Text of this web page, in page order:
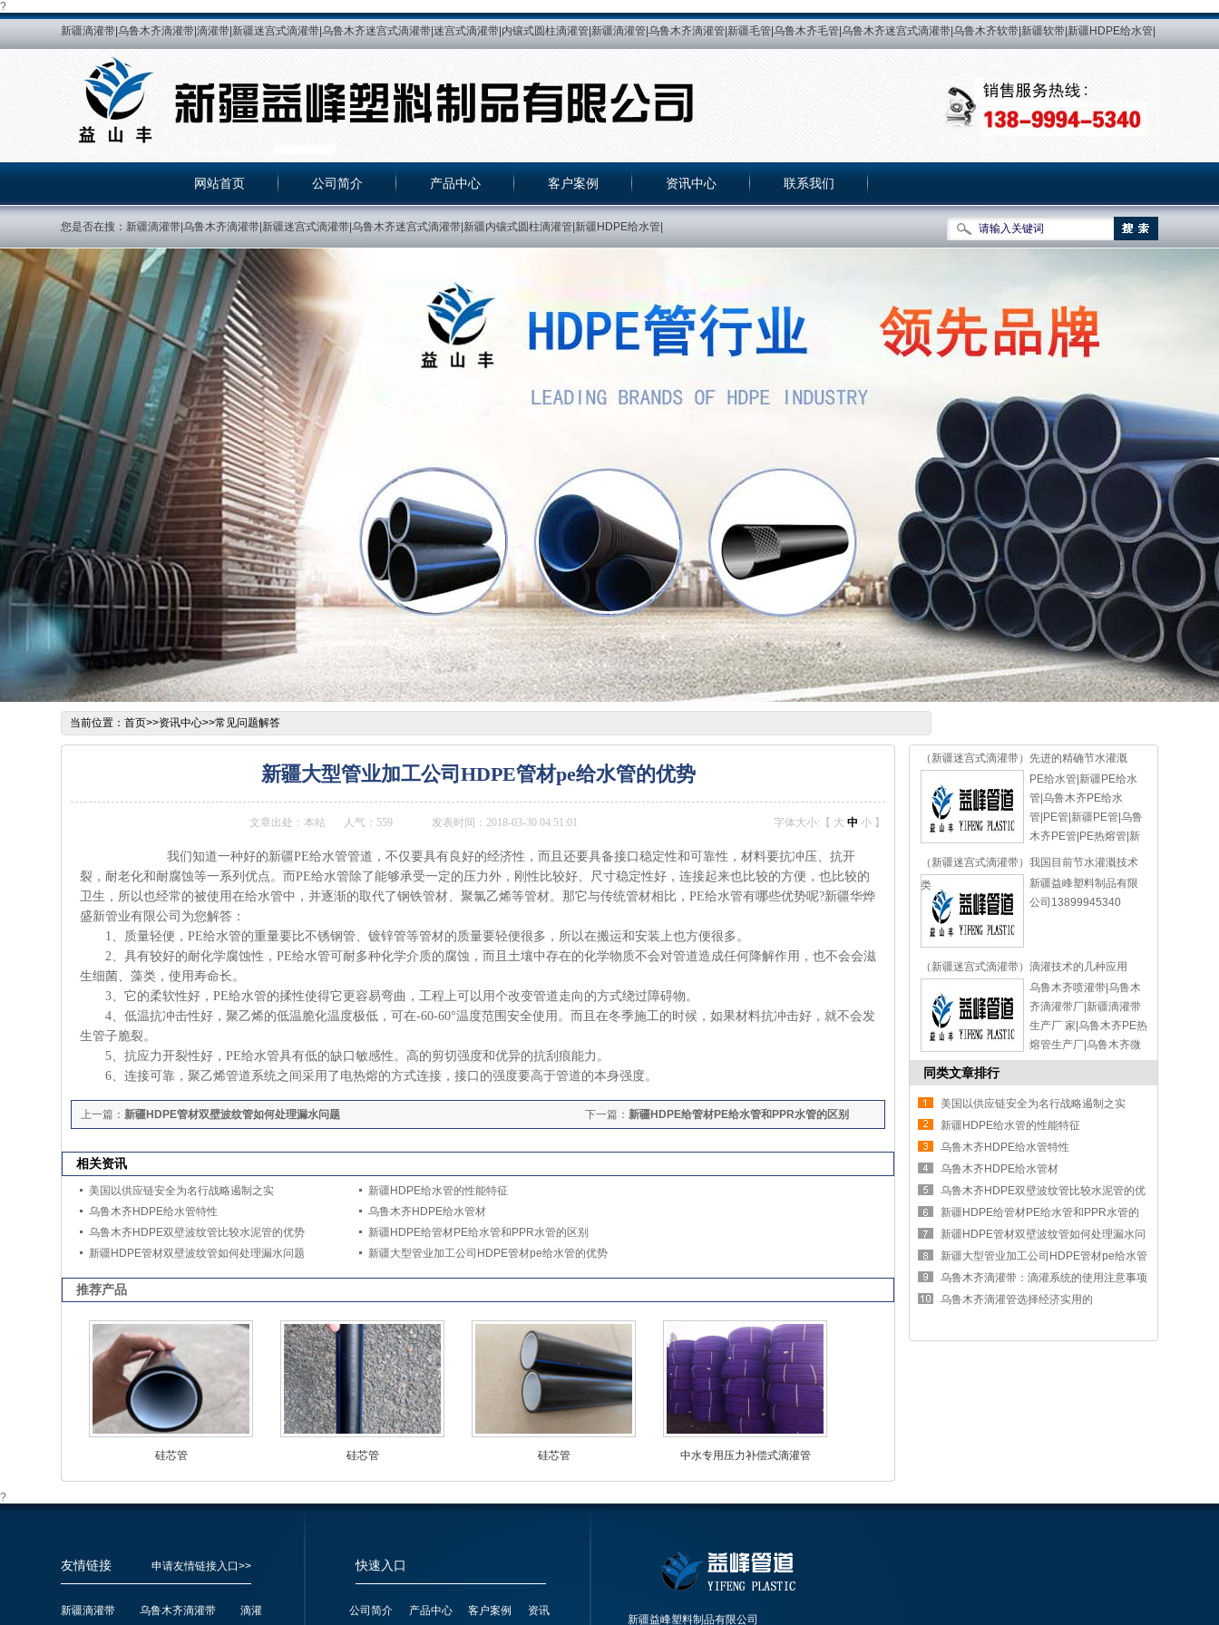
?
新疆滴灌带|乌鲁木齐滴灌带|滴灌带|新疆迷宫式滴灌带|乌鲁木齐迷宫式滴灌带|迷宫式滴灌带|内镶式圆柱滴灌管|新疆滴灌管|乌鲁木齐滴灌管|新疆毛管|乌鲁木齐毛管|乌鲁木齐迷宫式滴灌带|乌鲁木齐软带|新疆软带|新疆HDPE给水管|
乌鲁木齐HDPE给水管|新疆HDPE热熔管|乌鲁木齐HDPE热熔管|新疆微喷带|乌鲁木齐微喷带|微喷带|喷灌带|新疆喷灌带|乌鲁木齐喷灌带|乌鲁木齐滴灌带厂|新疆滴灌带生产厂 家|乌鲁木齐PE热熔管生产厂|乌鲁木齐微喷带生产厂|益
峰管道|新疆益峰塑料制品有限公司|PE给水管|新疆PE给水管|乌鲁木齐PE给水管|PE管|新疆PE管|乌鲁木齐PE管|PE热熔管|新疆PE热熔管|乌鲁木齐PE热熔管||新疆PE给水管|乌鲁木齐PE给水管|PE管|新疆PE管|乌鲁木齐PE管|PE热
熔管|新疆PE热熔管|乌鲁木齐PE热熔管|乌鲁木齐贴片式滴灌带|新疆贴片式滴灌带|乌鲁木齐内镶贴片式滴灌带|新疆内镶贴片式滴灌带|乌鲁木齐压力补偿式滴灌管|新疆压力补偿式滴灌管|乌鲁木齐内镶式压力补偿滴灌管|新疆内镶式
压力补偿滴灌管|新疆紫色滴灌管|乌鲁木齐紫色滴灌管
关于我们 | 网站地图 | 加入收藏
网站首页 公司简介 产品中心 客户案例 资讯中心 联系我们
您是否在搜：新疆滴灌带|乌鲁木齐滴灌带|新疆迷宫式滴灌带|乌鲁木齐迷宫式滴灌带|新疆内镶式圆柱滴灌管|新疆HDPE给水管|
当前位置： 首页>>资讯中心>>常见问题解答
新疆大型管业加工公司HDPE管材pe给水管的优势
文章出处：本站 人气： 559 发表时间：2018-03-30 04:51:01 字体大小:【 大 中 小 】
我们知道一种好的新疆PE给水管管道，不仅要具有良好的经济性，而且还要具备接口稳定性和可靠性，材料要抗冲压、抗开
裂，耐老化和耐腐蚀等一系列优点。而PE给水管除了能够承受一定的压力外，刚性比较好、尺寸稳定性好，连接起来也比较的方便，也比较的
卫生，所以也经常的被使用在给水管中，并逐渐的取代了钢铁管材、聚氯乙烯等管材。那它与传统管材相比，PE给水管有哪些优势呢?新疆华烨
盛新管业有限公司为您解答：
1、质量轻便，PE给水管的重量要比不锈钢管、镀锌管等管材的质量要轻便很多，所以在搬运和安装上也方便很多。
2、具有较好的耐化学腐蚀性，PE给水管可耐多种化学介质的腐蚀，而且土壤中存在的化学物质不会对管道造成任何降解作用，也不会会滋
生细菌、藻类，使用寿命长。
3、它的柔软性好，PE给水管的揉性使得它更容易弯曲，工程上可以用个改变管道走向的方式绕过障碍物。
4、低温抗冲击性好，聚乙烯的低温脆化温度极低，可在-60-60°温度范围安全使用。而且在冬季施工的时候，如果材料抗冲击好，就不会发
生管子脆裂。
5、抗应力开裂性好，PE给水管具有低的缺口敏感性。高的剪切强度和优异的抗刮痕能力。
6、连接可靠，聚乙烯管道系统之间采用了电热熔的方式连接，接口的强度要高于管道的本身强度。
下一篇： 新疆HDPE给管材PE给水管和PPR水管的区别
上一篇： 新疆HDPE管材双壁波纹管如何处理漏水问题
相关资讯
美国以供应链安全为名行战略遏制之实
新疆HDPE给水管的性能特征
乌鲁木齐HDPE给水管特性
乌鲁木齐HDPE给水管材
乌鲁木齐HDPE双壁波纹管比较水泥管的优势
新疆HDPE给管材PE给水管和PPR水管的区别
新疆HDPE管材双壁波纹管如何处理漏水问题
新疆大型管业加工公司HDPE管材pe给水管的优势
推荐产品
硅芯管 硅芯管 硅芯管 中水专用压力补偿式滴灌管
（新疆迷宫式滴灌带）先进的精确节水灌溉
PE给水管|新疆PE给水
管|乌鲁木齐PE给水
管|PE管|新疆PE管|乌鲁
木齐PE管|PE热熔管|新
疆PE热熔管|乌鲁木齐
（新疆迷宫式滴灌带）我国目前节水灌溉技术
类
新疆益峰塑料制品有限
公司13899945340
（新疆迷宫式滴灌带）滴灌技术的几种应用
乌鲁木齐喷灌带|乌鲁木
齐滴灌带厂|新疆滴灌带
生产厂 家|乌鲁木齐PE热
熔管生产厂|乌鲁木齐微
喷带生产厂|益峰管道|新
疆益峰塑料制品有限公
司13899945340
同类文章排行
美国以供应链安全为名行战略遏制之实
新疆HDPE给水管的性能特征
乌鲁木齐HDPE给水管特性
乌鲁木齐HDPE给水管材
乌鲁木齐HDPE双壁波纹管比较水泥管的优
势
新疆HDPE给管材PE给水管和PPR水管的
区别
新疆HDPE管材双壁波纹管如何处理漏水问
题
新疆大型管业加工公司HDPE管材pe给水管
的优势
乌鲁木齐滴灌带：滴灌系统的使用注意事项
有哪
乌鲁木齐滴灌管选择经济实用的
?
友情链接 申请友情链接入口>>
新疆滴灌带 乌鲁木齐滴灌带 滴灌
快速入口
公司简介 产品中心 客户案例 资讯
新疆益峰塑料制品有限公司